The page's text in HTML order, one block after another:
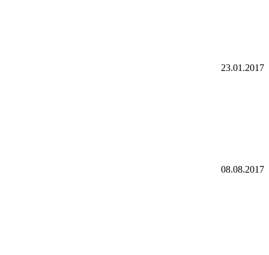
23.01.2017
08.08.2017